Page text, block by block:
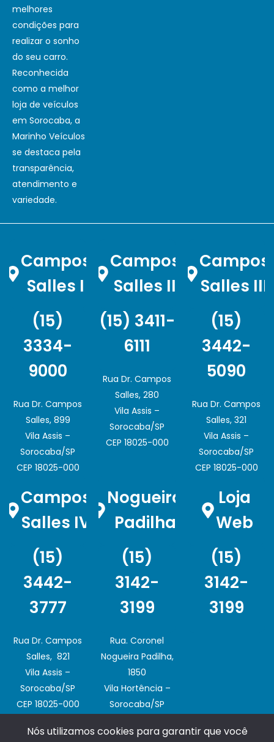
melhores
condições para
realizar o sonho
do seu carro.
Reconhecida
como a melhor
loja de veículos
em Sorocaba, a
Marinho Veículos
se destaca pela
transparência,
atendimento e
variedade.
Campos
Salles I
(15)
3334-
9000
Rua Dr. Campos
Salles, 899
Vila Assis –
Sorocaba/SP
CEP 18025-000
Campos
Salles II
(15) 3411-
6111
Rua Dr. Campos
Salles, 280
Vila Assis –
Sorocaba/SP
CEP 18025-000
Campos
Salles III
(15)
3442-
5090
Rua Dr. Campos
Salles, 321
Vila Assis –
Sorocaba/SP
CEP 18025-000
Campos
Salles IV
(15)
3442-
3777
Rua Dr. Campos
Salles, 821
Vila Assis –
Sorocaba/SP
CEP 18025-000
Nogueira
Padilha
(15)
3142-
3199
Rua. Coronel
Nogueira Padilha,
1850
Vila Hortência –
Sorocaba/SP
Loja
Web
(15)
3142-
3199
Nós utilizamos cookies para garantir que você